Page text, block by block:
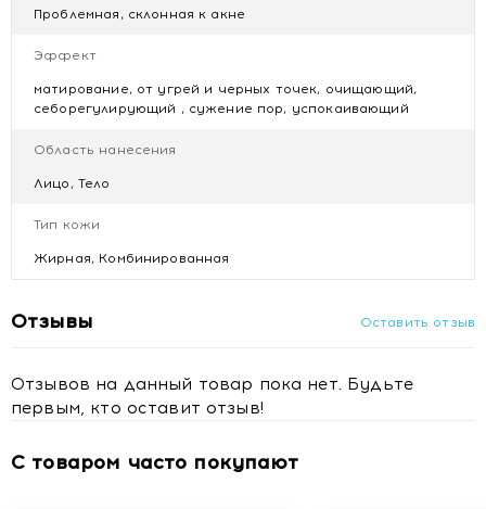
Возрастная категория:
Тип/состояние кожи:
Форма выпуска:очищающий гель
COCETH SULFATE. CETEARETH-60 MYRISTYL GLYCOL.
COCO-BETAINE. GLYCERIN. DECYL GLUCOSIDE.
CITRIC ACID. FRAGRANCE (PARFUM). GLYCERYL LAURATE.
HYDROGENATED CASTOR OIL. PEG-5 ETHYLHEXANOATE.
HYDROXIDE. TRISODIUM ETHYLENEDIAMINE
Проблемная, склонная к акне
Эффект
матирование, от угрей и черных точек, очищающий,
себорегулирующий , сужение пор, успокаивающий
Область нанесения
Лицо, Тело
Тип кожи
Жирная, Комбинированная
Отзывы Оставить отзыв
Отзывов на данный товар пока нет. Будьте
первым, кто оставит отзыв!
С товаром часто покупают